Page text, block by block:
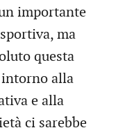
importante
ma
questa
intorno alla
e alla
ci sarebbe